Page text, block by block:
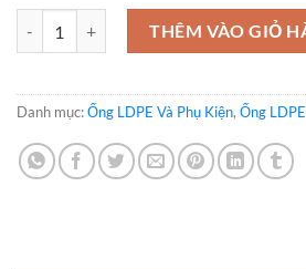
Ống LDPE 20 dày 1.2mm VINDRIP số
THÊM VÀO GIỎ
Danh mục:Ống LDPE Và Phụ Kiện, Ống